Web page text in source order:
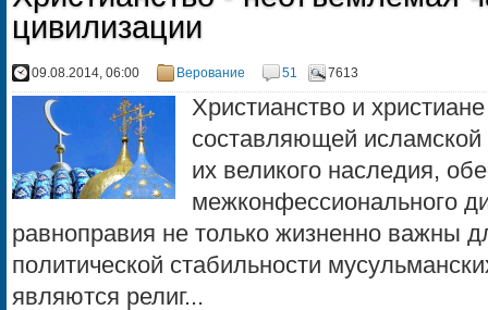
цивилизации
09.08.2014, 06:00 Верование 51 7613
Христианство и
составляющей
их великого наследия,
межконфессионального
равноправия не только жизненно важны
политической стабильности
являются религ...